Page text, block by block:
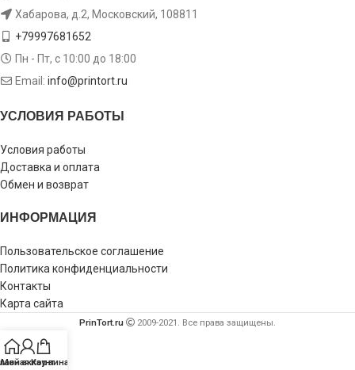
Хабарова, д.2, Московский, 108811
+79997681652
Пн - Пт, с 10:00 до 18:00
Email: info@printort.ru
УСЛОВИЯ РАБОТЫ
Условия работы
Доставка и оплата
Обмен и возврат
ИНФОРМАЦИЯ
Пользовательское соглашение
Политика конфиденциальности
Контакты
Карта сайта
PrinTort.ru 2009-2021. Все права защищены.
Мой аккаунт
Корзина